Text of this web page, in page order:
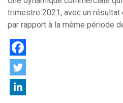
trimestre 2021, avec un résultat
par rapport à la même période